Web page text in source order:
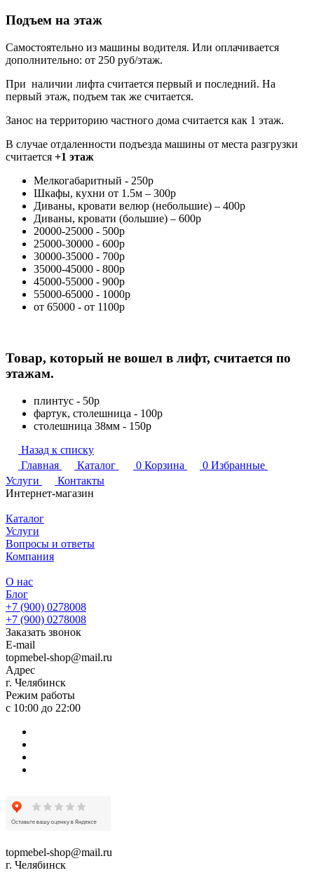
Подъем на этаж
Самостоятельно из машины водителя. Или оплачивается
дополнительно: от 250 руб/этаж.
При наличии лифта считается первый и последний. На
первый этаж, подъем так же считается.
Занос на территорию частного дома считается как 1 этаж.
В случае отдаленности подъезда машины от места разгрузки
считается +1 этаж
Мелкогабаритный - 250р
Шкафы, кухни от 1.5м – 300р
Диваны, кровати велюр (небольшие) – 400р
Диваны, кровати (большие) – 600р
20000-25000 - 500р
25000-30000 - 600р
30000-35000 - 700р
35000-45000 - 800р
45000-55000 - 900р
55000-65000 - 1000р
от 65000 - от 1100р
Товар, который не вошел в лифт, считается по
этажам.
плинтус - 50р
фартук, столешница - 100р
столешница 38мм - 150р
Назад к списку
Главная
Каталог 0 Корзина 0 Избранные
Услуги
Контакты
Интернет-магазин
Каталог
Услуги
Вопросы и ответы
Компания
О нас
Блог
+7 (900) 0278008
+7 (900) 0278008
Заказать звонок
E-mail
topmebel-shop@mail.ru
Адрес
г. Челябинск
Режим работы
с 10:00 до 22:00
topmebel-shop@mail.ru
г. Челябинск